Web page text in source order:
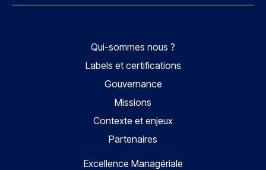
Qui-sommes nous ?
Labels et certifications
Gouvernance
Missions
Contexte et enjeux
Partenaires
Excellence Managériale